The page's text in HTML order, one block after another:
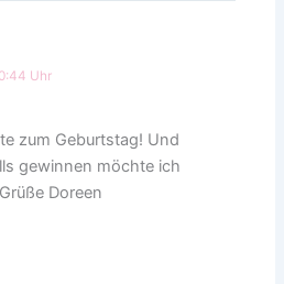
Uhr
zum Geburtstag! Und
gewinnen möchte ich
Doreen